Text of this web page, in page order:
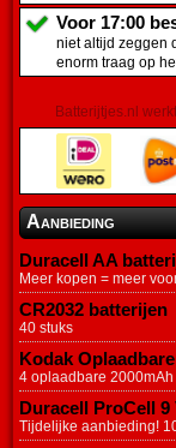
Voor 17:00
niet altijd zeggen
enorm traag op
Batterijtjes.nl
Aanbieding
Duracell AA
Meer kopen = meer
CR2032 batterijen
40 stuks
Kodak
4 oplaadbare
Duracell ProCell
Tijdelijke aanbieding!